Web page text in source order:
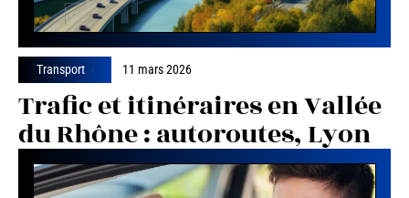
Transport 11 mars 2026
Trafic et itinéraires en Vallée
du Rhône : autoroutes, Lyon